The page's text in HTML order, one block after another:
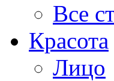
Все
Красота
Лицо